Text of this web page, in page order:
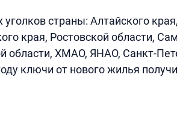
страны: Алтайского
края, Ростовской области,
области, ХМАО, ЯНАО, Санкт-
ключи от нового жилья